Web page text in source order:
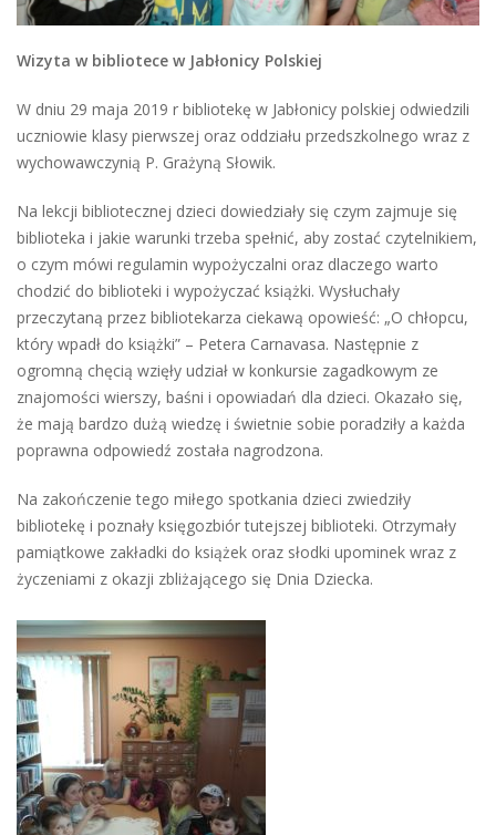
Wizyta w bibliotece w Jabłonicy Polskiej
W dniu 29 maja 2019 r bibliotekę w Jabłonicy polskiej odwiedzili
uczniowie klasy pierwszej oraz oddziału przedszkolnego wraz z
wychowawczynią P. Grażyną Słowik.
Na lekcji bibliotecznej dzieci dowiedziały się czym zajmuje się
biblioteka i jakie warunki trzeba spełnić, aby zostać czytelnikiem,
o czym mówi regulamin wypożyczalni oraz dlaczego warto
chodzić do biblioteki i wypożyczać książki. Wysłuchały
przeczytaną przez bibliotekarza ciekawą opowieść: „O chłopcu,
który wpadł do książki” – Petera Carnavasa. Następnie z
ogromną chęcią wzięły udział w konkursie zagadkowym ze
znajomości wierszy, baśni i opowiadań dla dzieci. Okazało się,
że mają bardzo dużą wiedzę i świetnie sobie poradziły a każda
poprawna odpowiedź została nagrodzona.
Na zakończenie tego miłego spotkania dzieci zwiedziły
bibliotekę i poznały księgozbiór tutejszej biblioteki. Otrzymały
pamiątkowe zakładki do książek oraz słodki upominek wraz z
życzeniami z okazji zbliżającego się Dnia Dziecka.